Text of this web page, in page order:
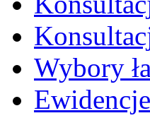
Wybory